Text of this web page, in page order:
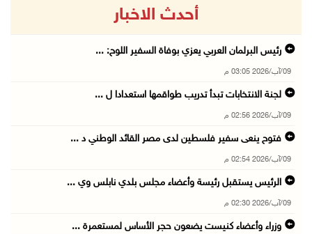
أحدث الاخبار
رئيس البرلمان العربي يعزي بوفاة السفير اللوح: ...
09/آب/2026 03:05 م
لجنة الانتخابات تبدأ تدريب طواقمها استعدادا ل ...
09/آب/2026 02:56 م
فتوح ينعى سفير فلسطين لدى مصر القائد الوطني د ...
09/آب/2026 02:54 م
الرئيس يستقبل رئيسة وأعضاء مجلس بلدي نابلس وي ...
09/آب/2026 02:30 م
وزراء وأعضاء كنيست يضعون حجر الأساس لمستعمرة ...